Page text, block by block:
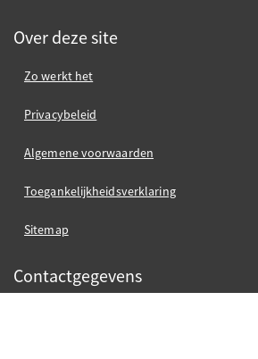
Over deze site
Zo werkt het
Privacybeleid
Algemene voorwaarden
Toegankelijkheidsverklaring
Sitemap
Contactgegevens